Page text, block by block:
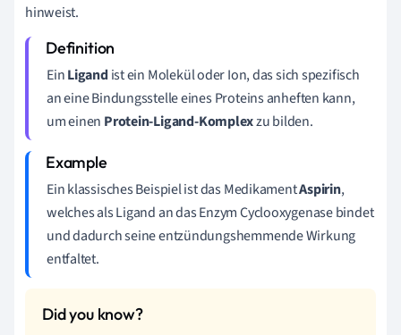
hinweist.
EinLigandist ein Molekül oder Ion, das sich spezifisch
an eine Bindungsstelle eines Proteins anheften kann,
um einen Protein-Ligand-Komplexzu bilden.
Ein klassisches Beispiel ist das MedikamentAspirin,
welches als Ligand an das Enzym Cyclooxygenase bindet
und dadurch seine entzündungshemmende Wirkung
entfaltet.